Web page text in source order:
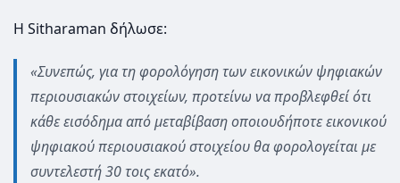
Η Sitharaman δήλωσε:
«Συνεπώς, για τη φορολόγηση των εικονικών ψηφιακών
περιουσιακών στοιχείων, προτείνω να προβλεφθεί ότι
κάθε εισόδημα από μεταβίβαση οποιουδήποτε εικονικού
ψηφιακού περιουσιακού στοιχείου θα φορολογείται με
συντελεστή 30 τοις εκατό».